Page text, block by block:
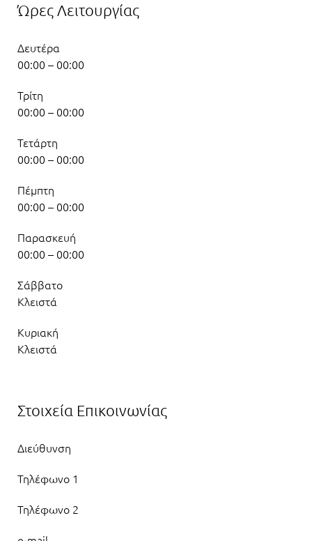
Ώρες Λειτουργίας
Δευτέρα
00:00 – 00:00
Τρίτη
00:00 – 00:00
Τετάρτη
00:00 – 00:00
Πέμπτη
00:00 – 00:00
Παρασκευή
00:00 – 00:00
Σάββατο
Κλειστά
Κυριακή
Κλειστά
Στοιχεία Επικοινωνίας
Διεύθυνση
Τηλέφωνο 1
Τηλέφωνο 2